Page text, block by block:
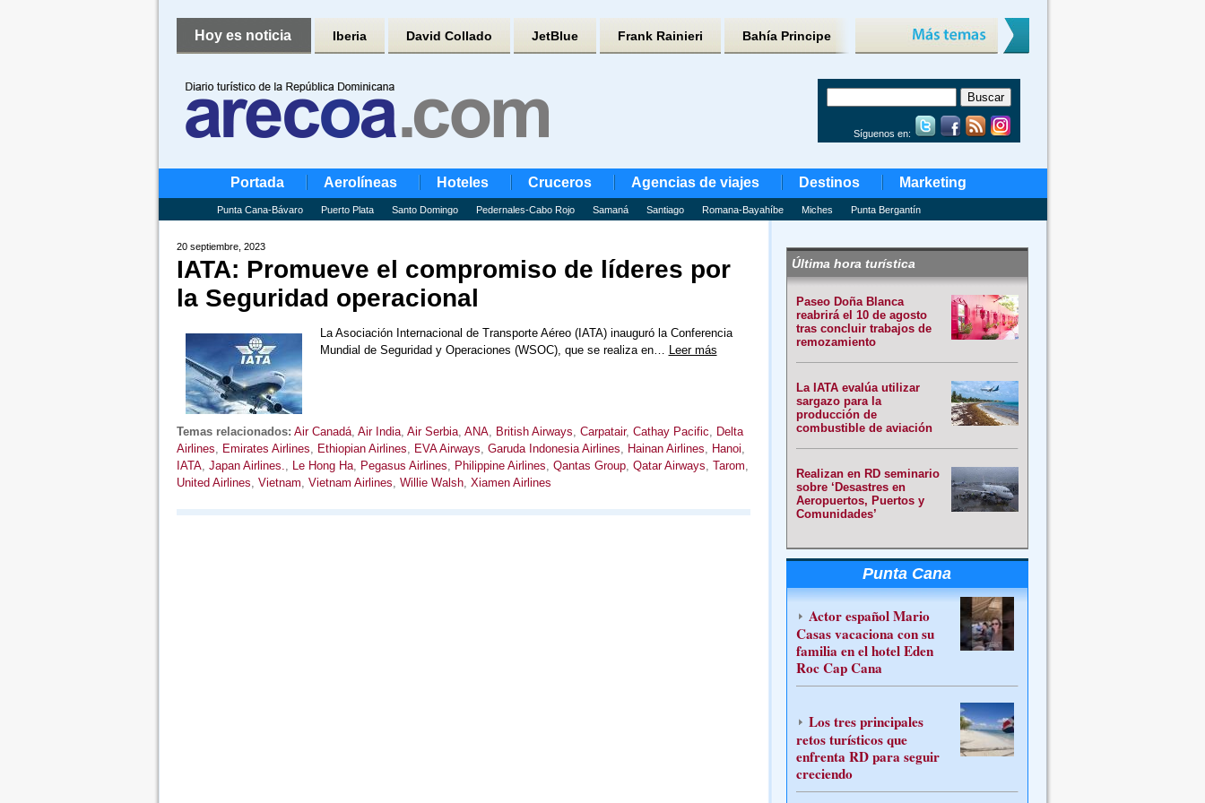
Hoy es noticia Iberia David Collado JetBlue Frank Rainieri Bahía Principe
Síguenos en:
Portada Aerolíneas Hoteles Cruceros Agencias de viajes Destinos Marketing
Punta Cana-Bávaro Puerto Plata Santo Domingo Pedernales-Cabo Rojo Samaná Santiago Romana-Bayahíbe Miches Punta Bergantín
20 septiembre, 2023
IATA: Promueve el compromiso de líderes por
la Seguridad operacional
La Asociación Internacional de Transporte Aéreo (IATA) inauguró la Conferencia
Mundial de Seguridad y Operaciones (WSOC), que se realiza en… Leer más
Temas relacionados: Air Canadá, Air India, Air Serbia, ANA, British Airways, Carpatair, Cathay Pacific, Delta
Airlines, Emirates Airlines, Ethiopian Airlines, EVA Airways, Garuda Indonesia Airlines, Hainan Airlines, Hanoi,
IATA, Japan Airlines., Le Hong Ha, Pegasus Airlines, Philippine Airlines, Qantas Group, Qatar Airways, Tarom,
United Airlines, Vietnam, Vietnam Airlines, Willie Walsh, Xiamen Airlines
Última hora turística
Paseo Doña Blanca
reabrirá el 10 de agosto
tras concluir trabajos de
remozamiento
La IATA evalúa utilizar
sargazo para la
producción de
combustible de aviación
Realizan en RD seminario
sobre ‘Desastres en
Aeropuertos, Puertos y
Comunidades’
Punta Cana
Actor español Mario
Casas vacaciona con su
familia en el hotel Eden
Roc Cap Cana
Los tres principales
retos turísticos que
enfrenta RD para seguir
creciendo